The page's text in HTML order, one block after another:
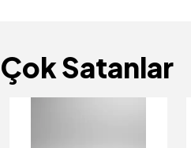
Çok Satanlar